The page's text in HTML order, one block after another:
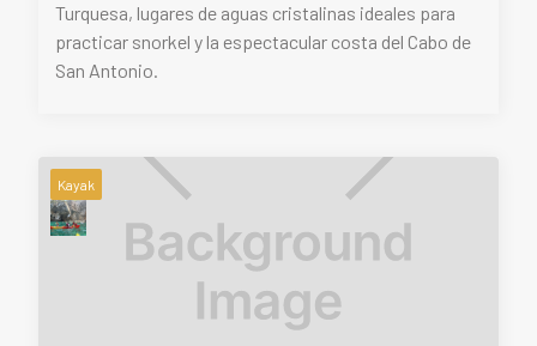
Turquesa, lugares de aguas cristalinas ideales para
practicar snorkel y la espectacular costa del Cabo de
San Antonio.
Kayak